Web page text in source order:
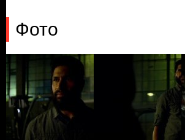
Фото